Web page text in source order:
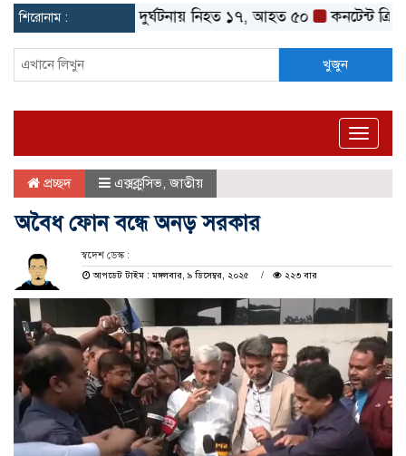
শিরোনাম :
ও বগুড়ায় বাস দুর্ঘটনায় নিহত ১৭, আহত ৫০ কনটেন্ট ক্রিয়েটর
খুজুন
Toggle
প্রচ্ছদ এক্সক্লুসিভ ,জাতীয়
অবৈধ ফোন বন্ধে অনড় সরকার
স্বদেশ ডেস্ক :
আপডেট টাইম : মঙ্গলবার, ৯ ডিসেম্বর, ২০২৫
২২৩ বার